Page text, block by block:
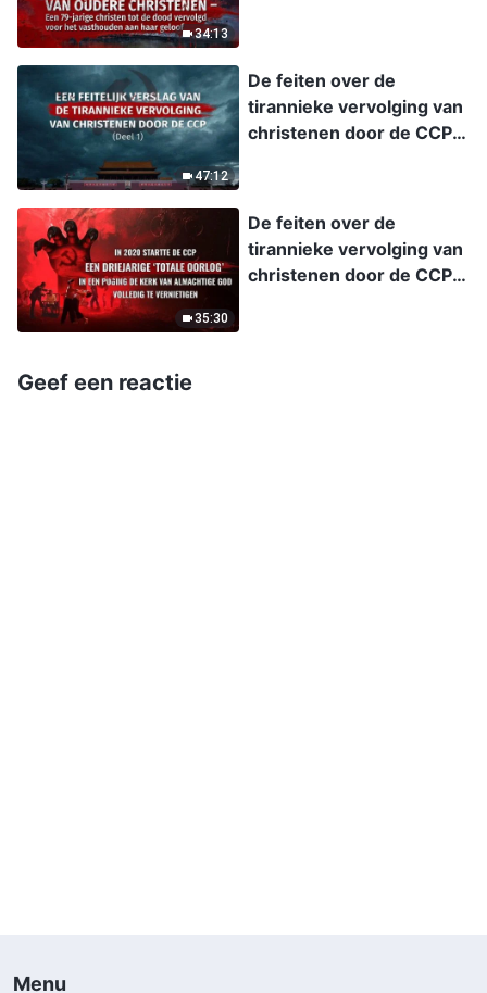
34:13
Een 79-jarige christen tot
de dood vervolgd voor
het vasthouden aan haar
geloof
47:12
De feiten over de
tirannieke vervolging van
christenen door de CCP,
vervolging van christenen
door de CCP (Deel 1)
35:30
De feiten over de
tirannieke vervolging van
christenen door de CCP,
Geef een reactie
Menu